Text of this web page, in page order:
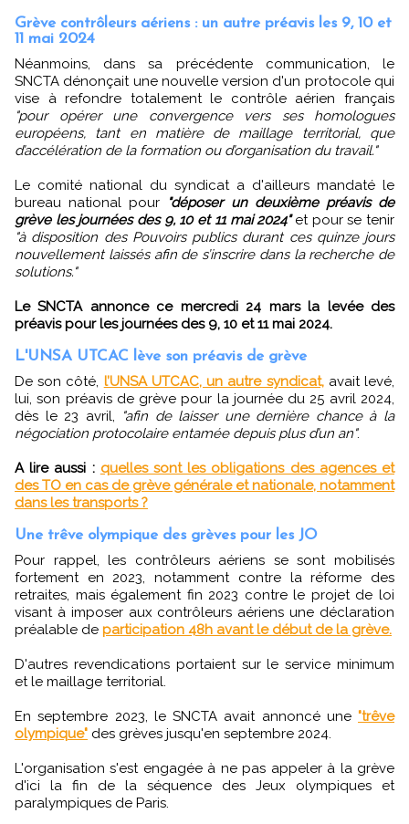
Grève contrôleurs aériens : un autre préavis les 9, 10 et
11 mai 2024
Néanmoins, dans sa précédente communication, le
SNCTA dénonçait une nouvelle version d'un protocole qui
vise à refondre totalement le contrôle aérien français
"pour opérer une convergence vers ses homologues
européens, tant en matière de maillage territorial, que
d’accélération de la formation ou d’organisation du travail."
Le comité national du syndicat a d'ailleurs mandaté le
bureau national pour
"déposer un deuxième préavis de
grève les journées des 9, 10 et 11 mai 2024"et pour se tenir
"à disposition des Pouvoirs publics durant ces quinze jours
nouvellement laissés afin de s’inscrire dans la recherche de
solutions."
Le SNCTA annonce ce mercredi 24 mars la levée des
préavis pour les journées des 9, 10 et 11 mai 2024.
L'UNSA UTCAC lève son préavis de grève
De son côté, l’UNSA UTCAC, un autre syndicat,avait levé,
lui, son préavis de grève pour la journée du 25 avril 2024,
dès le 23 avril,
"afin de laisser une dernière chance à la
négociation protocolaire entamée depuis plus d’un an".
A lire aussi : quelles sont les obligations des agences et
des TO en cas de grève générale et nationale, notamment
dans les transports ?
Une trêve olympique des grèves pour les JO
Pour rappel, les contrôleurs aériens se sont mobilisés
fortement en 2023, notamment contre la réforme des
retraites, mais également fin 2023 contre le projet de loi
visant à imposer aux contrôleurs aériens une déclaration
préalable de participation 48h avant le début de la grève.
D'autres revendications portaient sur le service minimum
et le maillage territorial.
En septembre 2023, le SNCTA avait annoncé une "trêve
olympique" des grèves jusqu'en septembre 2024.
L'organisation s'est engagée à ne pas appeler à la grève
d'ici la fin de la séquence des Jeux olympiques et
paralympiques de Paris.